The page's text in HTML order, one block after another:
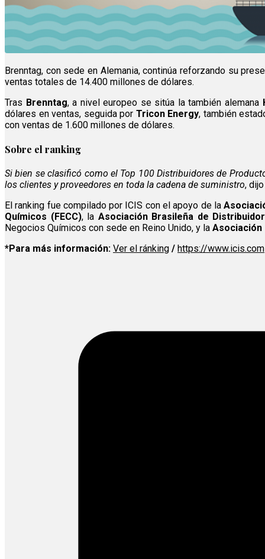
Brenntag, con sede en Alemania, continúa reforzando su
ventas totales de 14.400 millones de dólares.
Tras Brenntag, a nivel europeo se sitúa la también alemana
dólares en ventas, seguida por Tricon Energy, también
con ventas de 1.600 millones de dólares.
Sobre el ranking
Si bien se clasificó como el Top 100 Distribuidores de
los clientes y proveedores en toda la cadena de suministro,
El ranking fue compilado por ICIS con el apoyo de la
Químicos (FECC), la Asociación Brasileña de
Negocios Químicos con sede en Reino Unido, y la Asociación
*Para más información: Ver el ránking / https://www.icis.com